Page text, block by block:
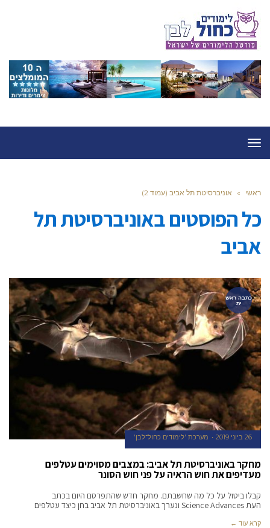
תפריט
ראשי » אוניברסיטת תל אביב (עמוד 2)
כל הפוסטים באוניברסיטת תל
אביב
כתבה ראש
ית
26 ביוני 2019 מערכת 'לימודים כחול־לבן'
מחקר באוניברסיטת תל אביב: במצבים מסוימים עטלפים
מעדיפים את חוש הראיה על פני חוש הסונר
קבלו ביטול על כל מה שחשבתם. מחקר חדש שהתפרסם היום בכתב
העת Science Advances ונערך באוניברסיטת תל אביב בחן כיצד עטלפים
קרא עוד ←